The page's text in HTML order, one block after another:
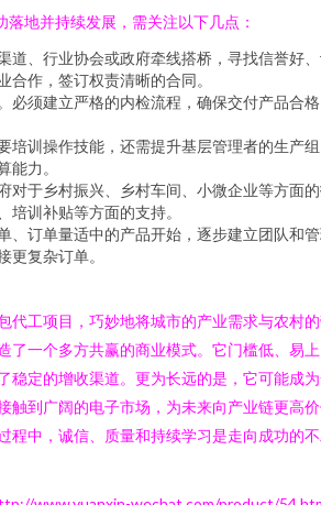
落地并持续发展，需关注以下几点：
道、行业协会或政府牵线搭桥，寻找信誉好
作，签订权责清晰的合同。
必须建立严格的内检流程，确保交付产品合
培训操作技能，还需提升基层管理者的生产组
能力。
对于乡村振兴、乡村车间、小微企业等方面
培训补贴等方面的支持。
、订单量适中的产品开始，逐步建立团队和
更复杂订单。
代工项目，巧妙地将城市的产业需求与农村
了一个多方共赢的商业模式。它门槛低、易上
稳定的增收渠道。更为长远的是，它可能成
触到广阔的电子市场，为未来向产业链更高
程中，诚信、质量和持续学习是走向成功的